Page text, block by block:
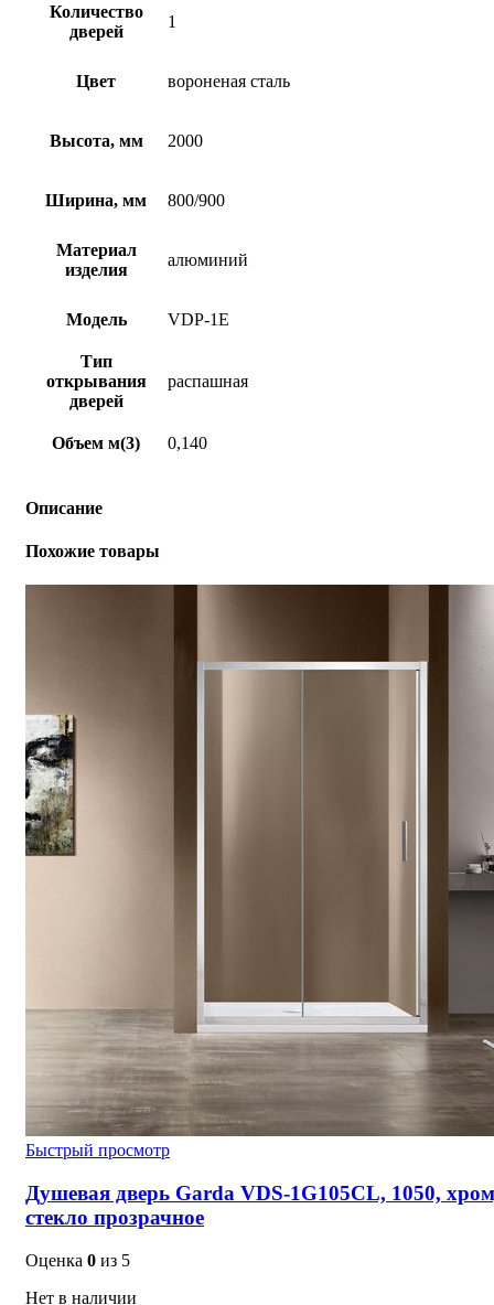
Количество
дверей
1
Цвет вороненая сталь
Высота, мм 2000
Ширина, мм 800/900
Материал
изделия
алюминий
Модель VDP-1E
Тип
открывания
дверей
распашная
Объем м(3) 0,140
Описание
Похожие товары
Быстрый просмотр
Душевая дверь Garda VDS-1G105CL, 1050,
стекло прозрачное
Оценка 0 из 5
Нет в наличии